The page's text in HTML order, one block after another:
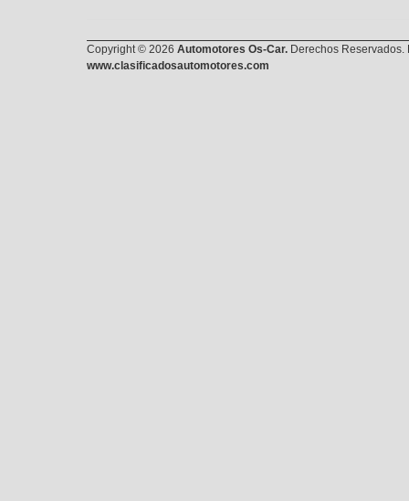
Copyright © 2026 Automotores Os-Car. Derechos
www.clasificadosautomotores.com